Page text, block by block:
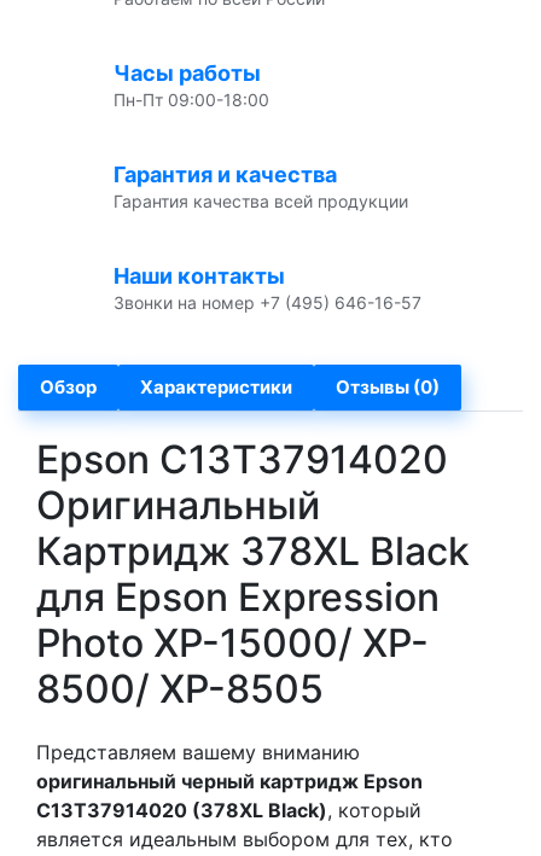
Часы работы
Пн-Пт 09:00-18:00
Гарантия и качества
Гарантия качества всей продукции
Наши контакты
Звонки на номер +7 (495) 646-16-57
Обзор Характеристики Отзывы (0)
Epson C13T37914020
Оригинальный
Картридж 378XL Black
для Epson Expression
Photo XP-15000/ XP-
8500/ XP-8505
Представляем вашему вниманию
оригинальный черный картридж Epson
C13T37914020 (378XL Black), который
является идеальным выбором для тех, кто